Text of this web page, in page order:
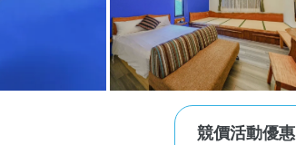
競價活動優惠